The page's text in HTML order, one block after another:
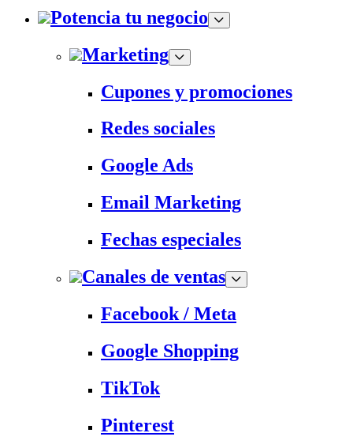
Potencia tu negocio
Marketing
Cupones y promociones
Redes sociales
Google Ads
Email Marketing
Fechas especiales
Canales de ventas
Facebook / Meta
Google Shopping
TikTok
Pinterest